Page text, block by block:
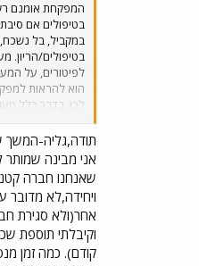
המפקחת אומנם
בטיפולים אם
במקביל, בל
בטיפולים/הריון.
לפיטורים, על
הוא להראות
לכן, בדרך כלל
כאשר מדובר
העברת תפקיד. אם
המפקחת לא תאשר
לא עד כדי כך
ולסובב את
מן הסתם יעשה
חייבת לדאוג
ההיפך. להראות
תודה,גליה-המשך
אני מבינה
שאנחנו חברה
ויחידה,לא מדובר
אחר(ולא סגירת
וקיבלתי תוספת
קודם). כמה זמן